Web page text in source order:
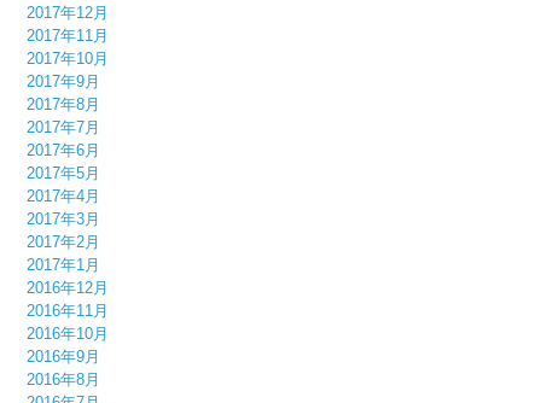
2017年12月
2017年11月
2017年10月
2017年9月
2017年8月
2017年7月
2017年6月
2017年5月
2017年4月
2017年3月
2017年2月
2017年1月
2016年12月
2016年11月
2016年10月
2016年9月
2016年8月